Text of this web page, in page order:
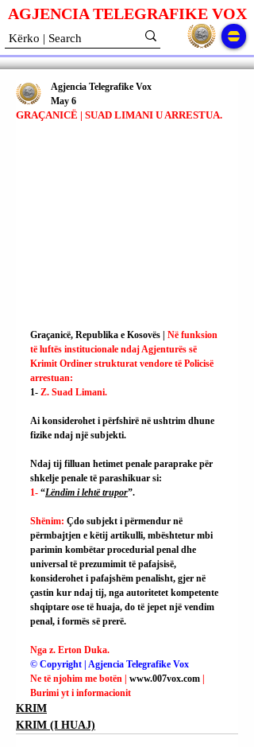
AGJENCIA TELEGRAFIKE VOX
GRAÇANICË | SUAD LIMANI U ARRESTUA.
Agjencia Telegrafike Vox
May 6
Graçanicë, Republika e Kosovës | Në funksion
të luftës institucionale ndaj Agjenturës së
Krimit Ordiner strukturat vendore të Policisë
arrestuan:
1- Z. Suad Limani.
Ai konsiderohet i përfshirë në ushtrim dhune
fizike ndaj një subjekti.
Ndaj tij filluan hetimet penale paraprake për
shkelje penale të parashikuar si:
1- “Lëndim i lehtë trupor”.
Shënim: Çdo subjekt i përmendur në
përmbajtjen e këtij artikulli, mbështetur mbi
parimin kombëtar procedurial penal dhe
universal të prezumimit të pafajsisë,
konsiderohet i pafajshëm penalisht, gjer në
çastin kur ndaj tij, nga autoritetet kompetente
shqiptare ose të huaja, do të jepet një vendim
penal, i formës së prerë.
Nga z. Erton Duka.
© Copyright | Agjencia Telegrafike Vox
Ne të njohim me botën | www.007vox.com
Burimi yt i informacionit
KRIM
KRIM (I HUAJ)